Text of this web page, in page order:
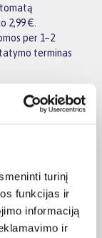
turinį
funkcijas ir
informaciją
ir
2,99 €.
per 1–2
terminas
kategorijos
užsakymą
galėsite
prekes